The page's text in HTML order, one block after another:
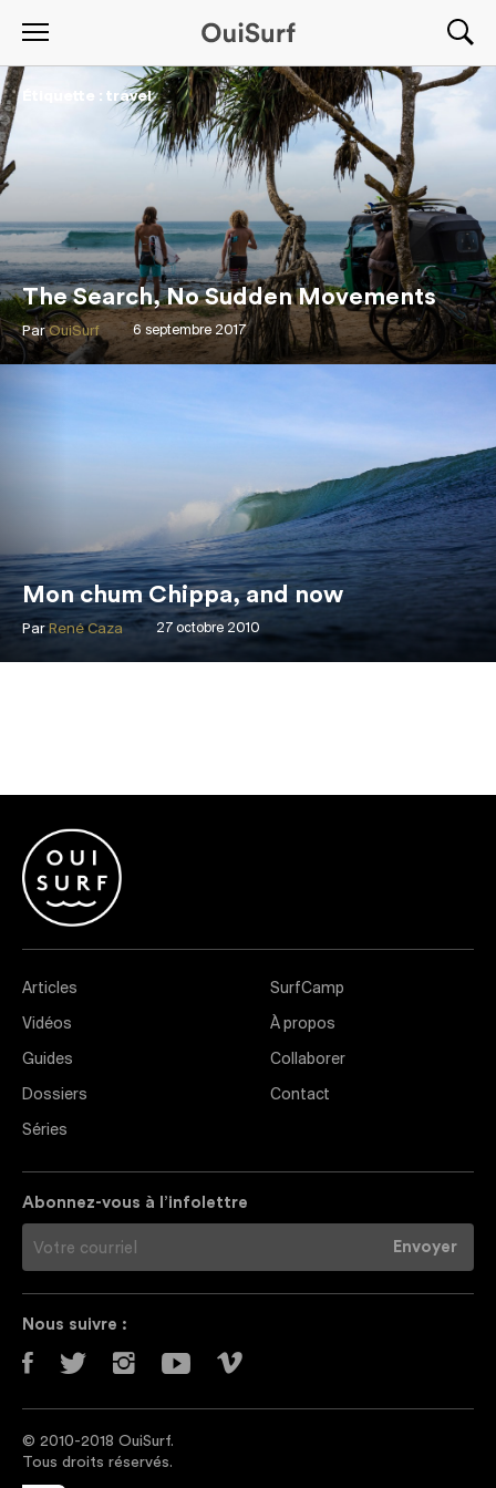
Étiquette : travel
The Search, No Sudden Movements
6 septembre 2017
Par OuiSurf
Mon chum Chippa, and now
27 octobre 2010
Par René Caza
Articles
Vidéos
Guides
Dossiers
Séries
SurfCamp
À propos
Collaborer
Contact
Abonnez-vous à l’infolettre
Nous suivre :
© 2010-2018 OuiSurf.
Tous droits réservés.